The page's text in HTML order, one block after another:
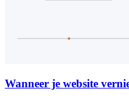
Wanneer je website